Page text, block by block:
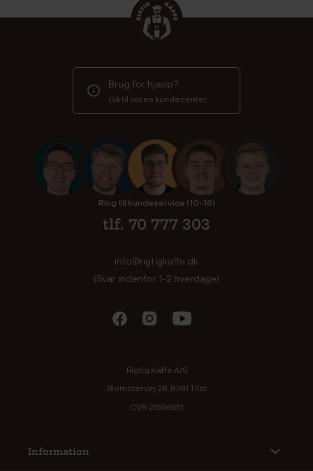
Brug for hjælp?
Gå til vores kundecenter
Ring til kundeservice (10-16)
tlf. 70 777 303
info@rigtigkaffe.dk
(Svar indenfor 1-2 hverdage)
Rigtig Kaffe A/S
Blomstervej 2B, 8381 Tilst
CVR 26556651
Information